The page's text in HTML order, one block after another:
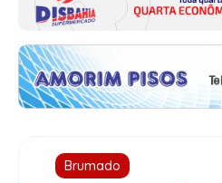
Brumado